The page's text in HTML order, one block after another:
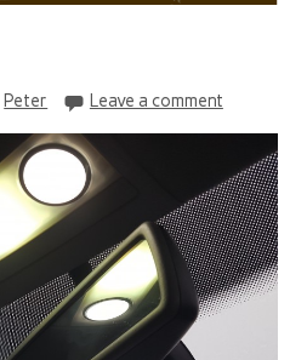
Peter Leave a comment